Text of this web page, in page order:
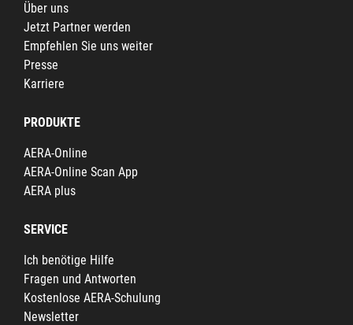
Über uns
Jetzt Partner werden
Empfehlen Sie uns weiter
Presse
Karriere
PRODUKTE
AERA-Online
AERA-Online Scan App
AERA plus
SERVICE
Ich benötige Hilfe
Fragen und Antworten
Kostenlose AERA-Schulung
Newsletter